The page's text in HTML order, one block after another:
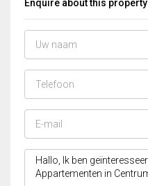
Enquire about this property